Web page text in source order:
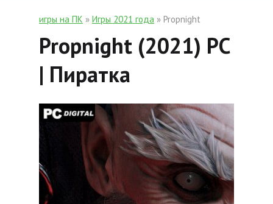
игры на ПК » Игры 2021 года » Propnight
Propnight (2021) PC
| Пиратка